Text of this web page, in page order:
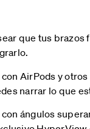
que tus
AirPods y
narrar lo que
con ángulos